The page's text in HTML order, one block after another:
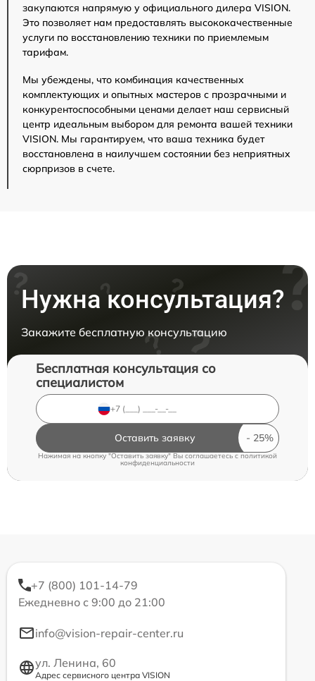
закупаются напрямую у официального дилера VISION.
Это позволяет нам предоставлять высококачественные
услуги по восстановлению техники по приемлемым
тарифам.
Мы убеждены, что комбинация качественных
комплектующих и опытных мастеров с прозрачными и
конкурентоспособными ценами делает наш сервисный
центр идеальным выбором для ремонта вашей техники
VISION. Мы гарантируем, что ваша техника будет
восстановлена в наилучшем состоянии без неприятных
сюрпризов в счете.
Нужна консультация?
Закажите бесплатную консультацию
Бесплатная консультация со
специалистом
Оставить заявку
Нажимая на кнопку "Оставить заявку" Вы соглашаетесь cполитикой
конфиденциальности
+7 (800) 101-14-79
Ежедневно с 9:00 до 21:00
info@vision-repair-center.ru
ул. Ленина, 60
Адрес сервисного центра VISION